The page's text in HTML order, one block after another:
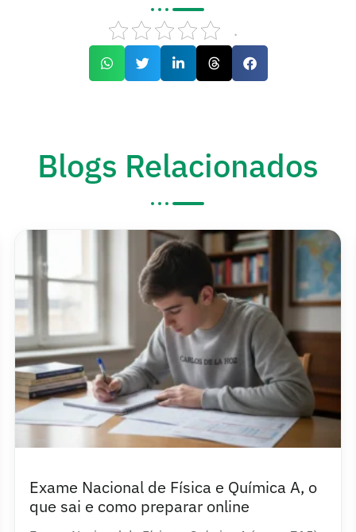
.
Blogs Relacionados
Média para Medicina Dentária em
Portugal e a alternativa espanhola